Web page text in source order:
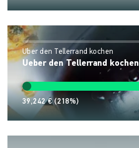
Über den Tellerrand kochen
Ueber den Tellerrand kochen
39,242 € (218%)